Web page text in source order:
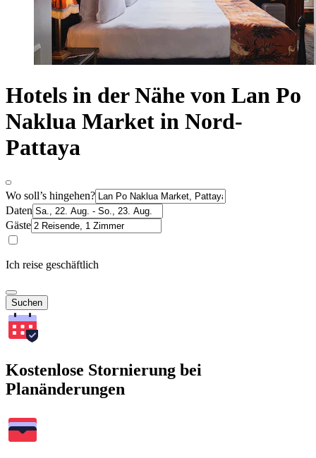
Hotels in der Nähe von Lan Po
Naklua Market in Nord-
Pattaya
Wo soll’s hingehen?
Daten
Gäste
Ich reise geschäftlich
Suchen
Kostenlose Stornierung bei
Planänderungen